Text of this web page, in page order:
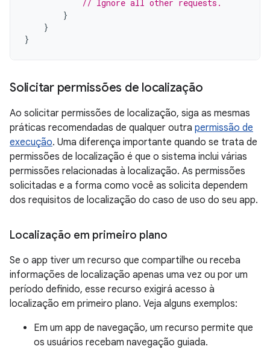
// Ignore all other requests.
}
}
}
Solicitar permissões de localização
Ao solicitar permissões de localização, siga as mesmas
práticas recomendadas de qualquer outra permissão de
execução. Uma diferença importante quando se trata de
permissões de localização é que o sistema inclui várias
permissões relacionadas à localização. As permissões
solicitadas e a forma como você as solicita dependem
dos requisitos de localização do caso de uso do seu app.
Localização em primeiro plano
Se o app tiver um recurso que compartilhe ou receba
informações de localização apenas uma vez ou por um
período definido, esse recurso exigirá acesso à
localização em primeiro plano. Veja alguns exemplos:
Em um app de navegação, um recurso permite que
os usuários recebam navegação guiada.